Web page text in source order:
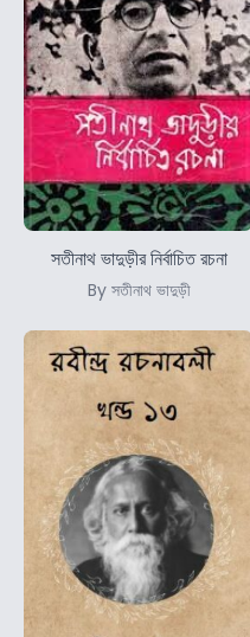
সতীনাথ ভাদুড়ীর নির্বাচিত রচনা
By সতীনাথ ভাদুড়ী